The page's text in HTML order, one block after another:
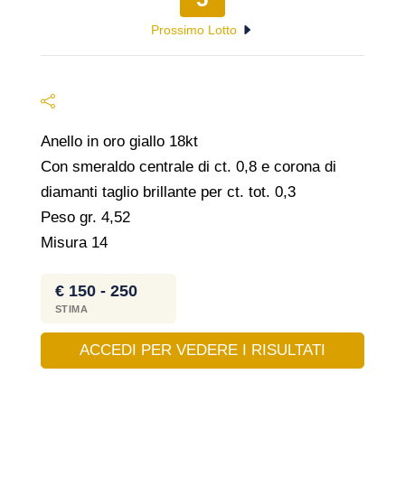
Prossimo Lotto
Anello in oro giallo 18kt
Con smeraldo centrale di ct. 0,8 e corona di
diamanti taglio brillante per ct. tot. 0,3
Peso gr. 4,52
Misura 14
€ 150 - 250
STIMA
ACCEDI PER VEDERE I RISULTATI